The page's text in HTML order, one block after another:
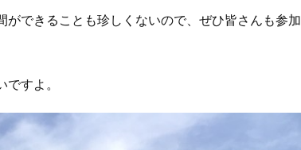
できることも珍しくないので、ぜひ皆さんも参加
すよ。